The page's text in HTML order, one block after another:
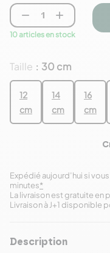
Taille : 30 cm
12
cm
14
cm
16
cm
 
10 articles en stock
Expédié aujourd’hui si
minutes*
Livraison à J+1 disponible
La livraison est gratuite en
Description